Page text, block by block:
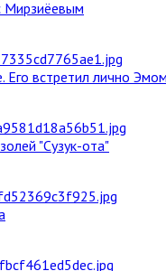
Мирзиёевым
встретил лично
"Сузук-ота"